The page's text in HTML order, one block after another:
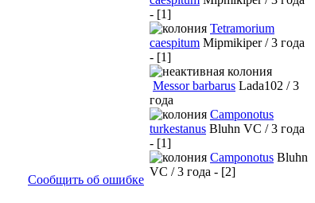
Сообщить об ошибке
- [1]
Tetramorium
caespitum Mipmikiper / 3 года
- [1]
Messor barbarus Lada102 / 3
года
Camponotus
turkestanus Bluhn VC / 3 года
- [1]
Camponotus Bluhn
VC / 3 года - [2]